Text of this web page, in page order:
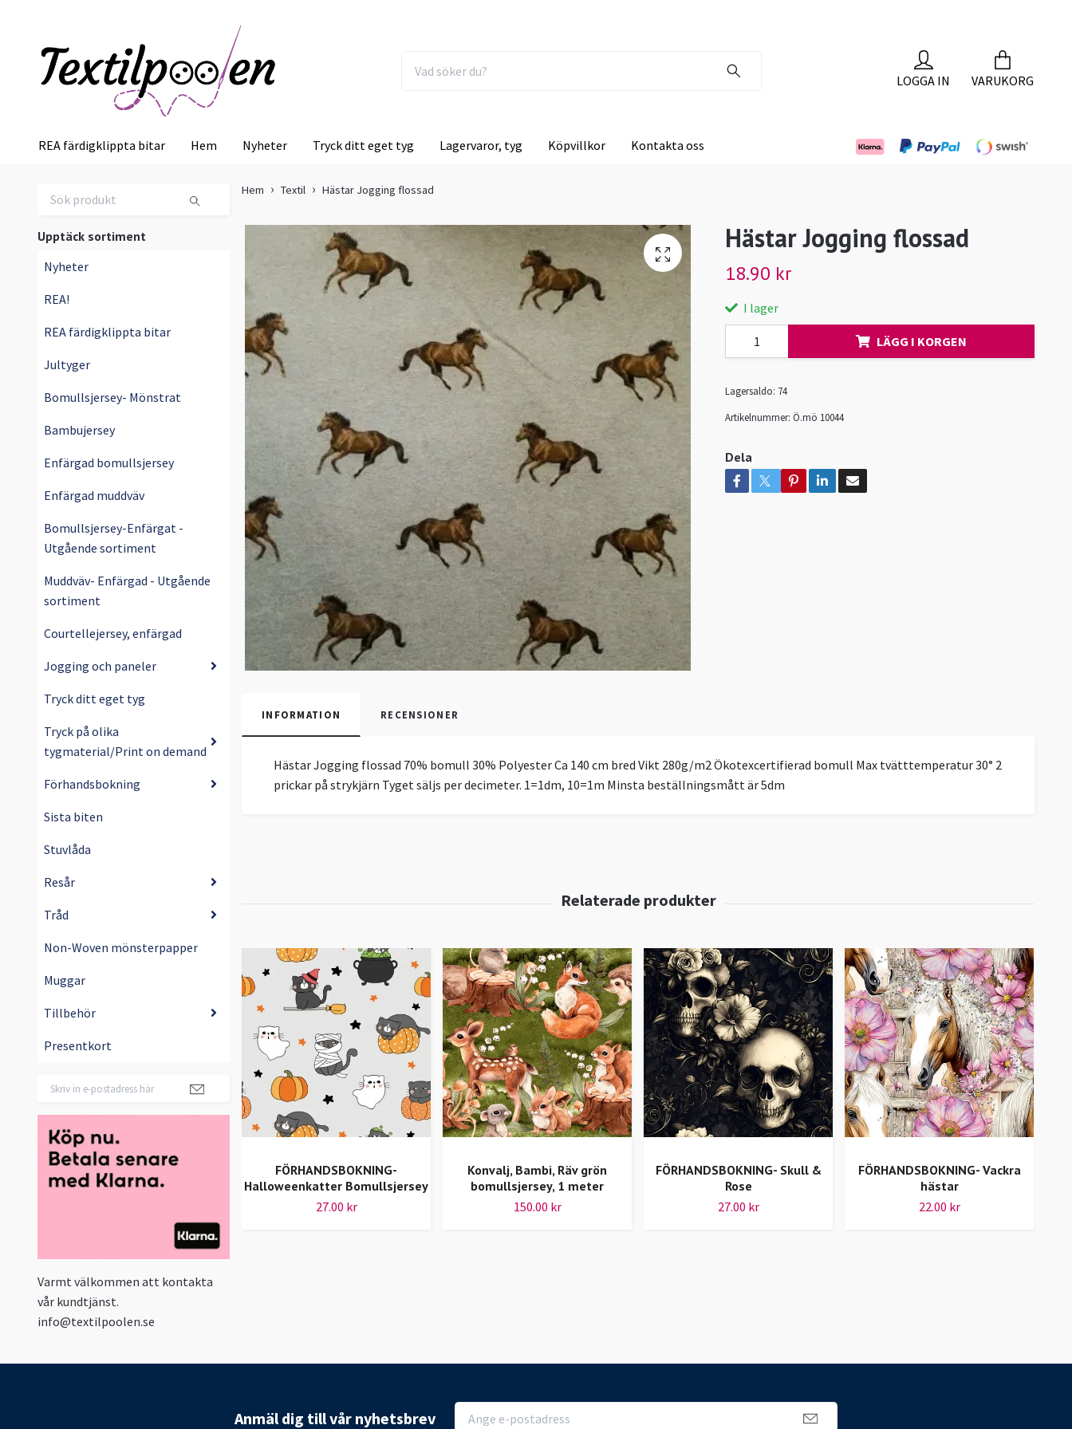
LOGGA IN VARUKORG
REA färdigklippta bitar Hem Nyheter Tryck ditt eget tyg Lagervaror, tyg Köpvillkor Kontakta oss
Upptäck sortiment
Nyheter
REA!
REA färdigklippta bitar
Jultyger
Bomullsjersey- Mönstrat
Bambujersey
Enfärgad bomullsjersey
Enfärgad muddväv
Bomullsjersey-Enfärgat -
Utgående sortiment
Muddväv- Enfärgad - Utgående
sortiment
Courtellejersey, enfärgad
Jogging och paneler
Tryck ditt eget tyg
Tryck på olika
tygmaterial/Print on demand
Förhandsbokning
Sista biten
Stuvlåda
Resår
Tråd
Non-Woven mönsterpapper
Muggar
Tillbehör
Presentkort
Varmt välkommen att kontakta
vår kundtjänst.
info@textilpoolen.se
Hem Textil Hästar Jogging flossad
Hästar Jogging flossad
18.90 kr
I lager
LÄGG I KORGEN
Lagersaldo: 74
Artikelnummer: Ö.mö 10044
Dela
INFORMATION RECENSIONER
Hästar Jogging flossad 70% bomull 30% Polyester Ca 140 cm bred Vikt 280g/m2 Ökotexcertifierad bomull Max tvätttemperatur 30° 2
prickar på strykjärn Tyget säljs per decimeter. 1=1dm, 10=1m Minsta beställningsmått är 5dm
FÖRHANDSBOKNING-
Halloweenkatter Bomullsjersey
27.00 kr
Konvalj, Bambi, Räv grön
bomullsjersey, 1 meter
150.00 kr
FÖRHANDSBOKNING- Skull &
Rose
27.00 kr
FÖRHANDSBOKNING- Vackra
hästar
22.00 kr
Anmäl dig till vår nyhetsbrev